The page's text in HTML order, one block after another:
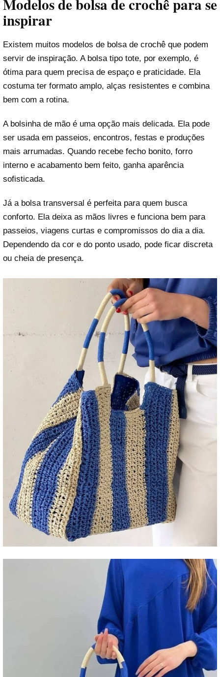
Modelos de bolsa de crochê para se
inspirar
Existem muitos modelos de bolsa de crochê que podem
servir de inspiração. A bolsa tipo tote, por exemplo, é
ótima para quem precisa de espaço e praticidade. Ela
costuma ter formato amplo, alças resistentes e combina
bem com a rotina.
A bolsinha de mão é uma opção mais delicada. Ela pode
ser usada em passeios, encontros, festas e produções
mais arrumadas. Quando recebe fecho bonito, forro
interno e acabamento bem feito, ganha aparência
sofisticada.
Já a bolsa transversal é perfeita para quem busca
conforto. Ela deixa as mãos livres e funciona bem para
passeios, viagens curtas e compromissos do dia a dia.
Dependendo da cor e do ponto usado, pode ficar discreta
ou cheia de presença.